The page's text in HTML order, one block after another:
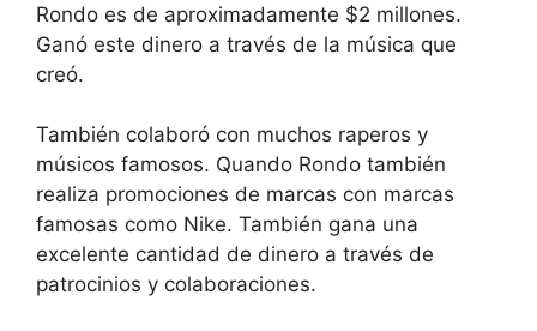
Rondo es de aproximadamente $2 millones.
Ganó este dinero a través de la música que
creó.
También colaboró con muchos raperos y
músicos famosos. Quando Rondo también
realiza promociones de marcas con marcas
famosas como Nike. También gana una
excelente cantidad de dinero a través de
patrocinios y colaboraciones.